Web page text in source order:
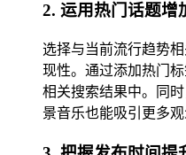
2. 运用热门话题增
选择与当前流行趋势
现性。通过添加热门
相关搜索结果中。同
景音乐也能吸引更多观